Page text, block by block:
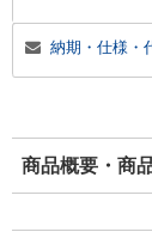
納期・仕様・
商品概要・商